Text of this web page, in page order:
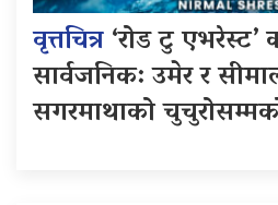
वृत्तचित्र‘रोड टु एभरेस्ट’
सार्वजनिक: उमेर र
सगरमाथाको